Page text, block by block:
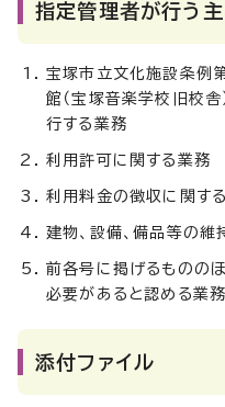
指定管理者が行う
宝塚市立文化施設条例
館（宝塚音楽学校旧校
行する業務
利用許可に関する業務
利用料金の徴収に関す
建物、設備、備品等の
前各号に掲げるものの
必要があると認める業務
添付ファイル